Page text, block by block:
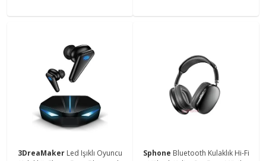
3DreaMaker Led Işıklı Oyuncu
Sphone Bluetooth Kulaklık Hi-Fi